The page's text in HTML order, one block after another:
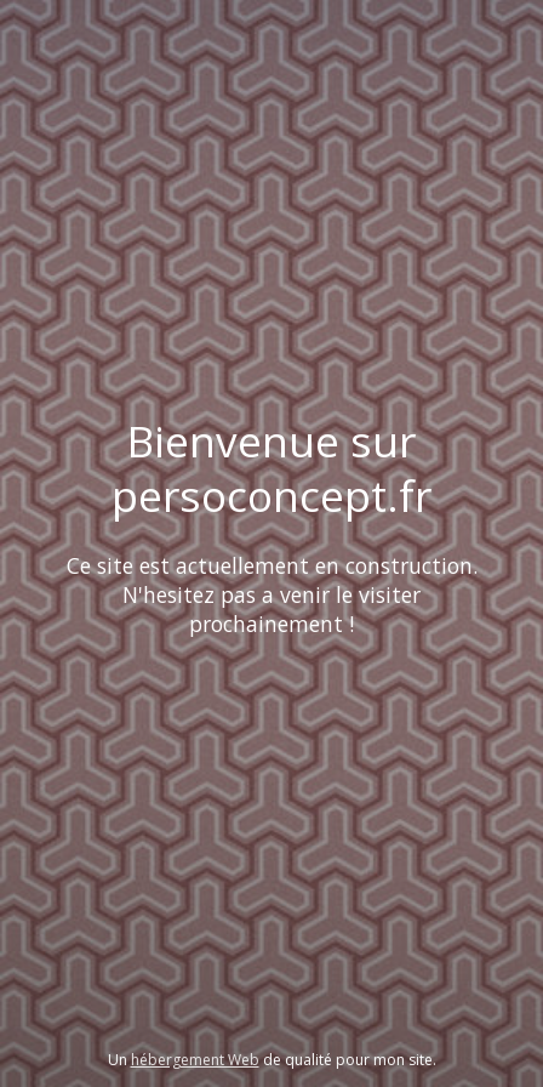
Bienvenue sur
persoconcept.fr
Ce site est actuellement en construction.
N'hesitez pas a venir le visiter
prochainement !
Unhébergement Webde qualité pour mon site.